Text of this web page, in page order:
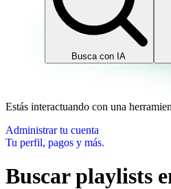
Busca con IA
Estás interactuando con una
Administrar tu cuenta
Tu perfil, pagos y más.
Buscar playlists